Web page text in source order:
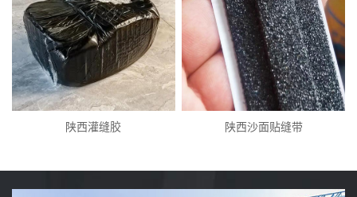
陕西灌缝胶 陕西沙面贴缝带